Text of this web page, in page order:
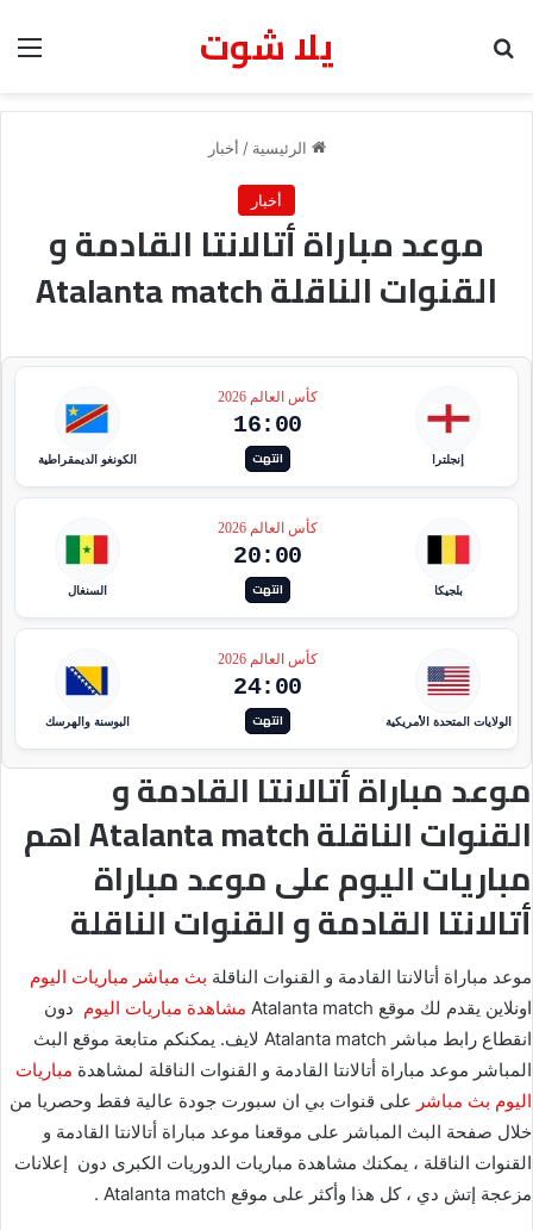
يلا شوت
الرئيسية / أخبار
أخبار
موعد مباراة أتالانتا القادمة و
القنوات الناقلة Atalanta match
إنجلترا
كأس العالم 2026
16:00
انتهت الكونغو الديمقراطية
بلجيكا
كأس العالم 2026
20:00
انتهت السنغال
الولايات المتحدة الأمريكية
كأس العالم 2026
24:00
انتهت البوسنة والهرسك
موعد مباراة أتالانتا القادمة و
القنوات الناقلة Atalanta match اهم
مباريات اليوم على موعد مباراة
أتالانتا القادمة و القنوات الناقلة
موعد مباراة أتالانتا القادمة و القنوات الناقلة بث مباشر مباريات اليوم
اونلاين يقدم لك موقع Atalanta match
مشاهدة مباريات اليوم دون
انقطاع رابط مباشر Atalanta match لايف. يمكنكم متابعة موقع البث
المباشر موعد مباراة أتالانتا القادمة و القنوات الناقلة لمشاهدة مباريات
اليوم بث مباشر على قنوات بي ان سبورت جودة عالية فقط وحصريا من
خلال صفحة البث المباشر على موقعنا موعد مباراة أتالانتا القادمة و
القنوات الناقلة ، يمكنك مشاهدة مباريات الدوريات الكبرى دون إعلانات
مزعجة إتش دي ، كل هذا وأكثر على موقع Atalanta match .